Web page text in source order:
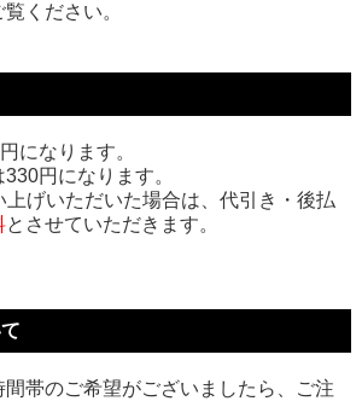
ください。
になります。
円になります。
上げいただいた場合は、代引き・後払
とさせていただきます。
帯のご希望がございましたら、ご注